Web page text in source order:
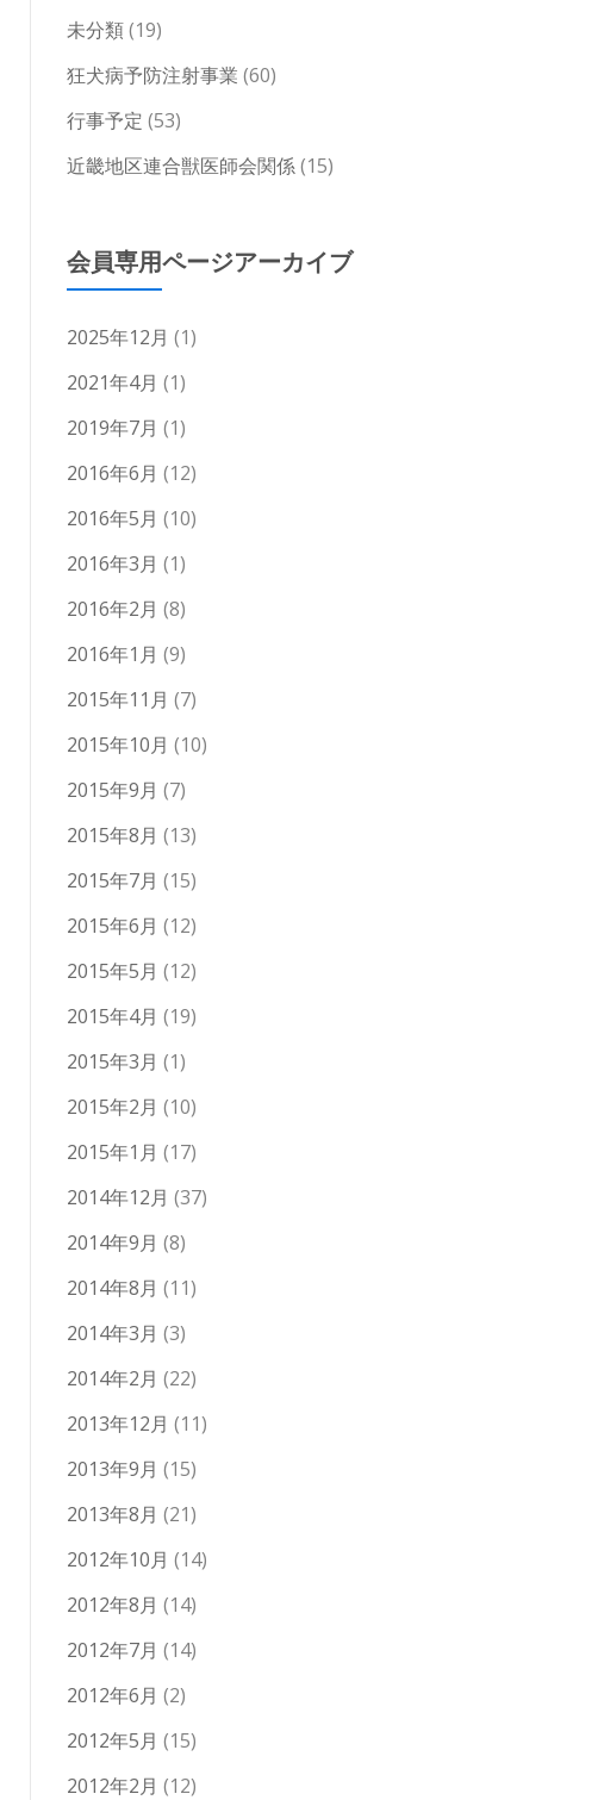
未分類(19)
狂犬病予防注射事業 (60)
行事予定 (53)
近畿地区連合獣医師会関係(15)
会員専用ページアーカイブ
2025年12月 (1)
2021年4月 (1)
2019年7月 (1)
2016年6月 (12)
2016年5月 (10)
2016年3月 (1)
2016年2月 (8)
2016年1月 (9)
2015年11月 (7)
2015年10月 (10)
2015年9月 (7)
2015年8月 (13)
2015年7月 (15)
2015年6月 (12)
2015年5月 (12)
2015年4月 (19)
2015年3月 (1)
2015年2月 (10)
2015年1月 (17)
2014年12月 (37)
2014年9月 (8)
2014年8月 (11)
2014年3月 (3)
2014年2月 (22)
2013年12月 (11)
2013年9月 (15)
2013年8月 (21)
2012年10月 (14)
2012年8月 (14)
2012年7月 (14)
2012年6月 (2)
2012年5月 (15)
2012年2月 (12)